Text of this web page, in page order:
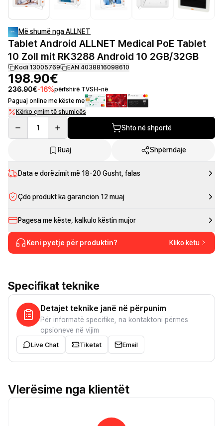
Më shumë nga ALLNET
Tablet Android ALLNET Medical PoE Tablet
10 Zoll mit RK3288 Android 10 2GB/32GB
Kodi 13005769 EAN 4038816098610
198.90€
236.90€-16%përfshirë TVSH-në
Paguaj online me këste me
Kërko çmim të shumicës
1 Shto në shportë
Ruaj Shpërndaje
Data e dorëzimit më 18-20 Gusht , falas
Çdo produkt ka garancion 12 muaj
Pagesa me këste, kalkulo këstin mujor
Keni pyetje për produktin? Kliko këtu
Specifikat teknike
Detajet teknike janë në përpunim
Për informatë specifike, na kontaktoni përmes
opsioneve në vijim
Live Chat Tiketat Email
Vlerësime nga klientët